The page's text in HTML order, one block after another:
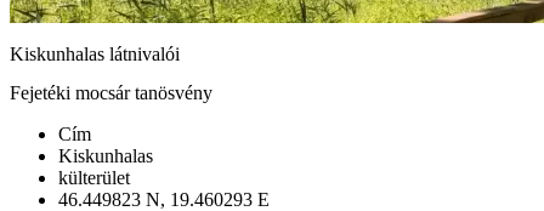
Kiskunhalas látnivalói
Fejetéki mocsár tanösvény
Cím
Kiskunhalas
külterület
46.449823 N, 19.460293 E